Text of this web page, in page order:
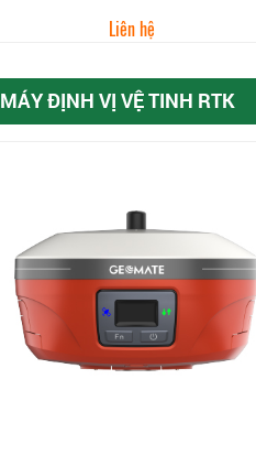
Liên hệ
MÁY ĐỊNH VỊ VỆ TINH RTK